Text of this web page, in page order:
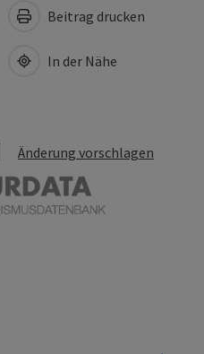
Beitrag drucken
In der Nähe
Änderung vorschlagen